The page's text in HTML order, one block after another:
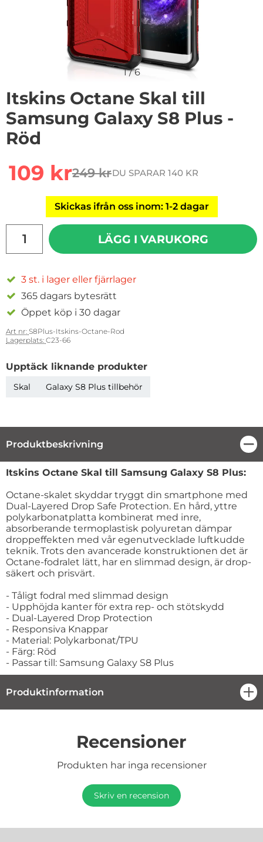
1/6
Itskins Octane Skal till
Samsung Galaxy S8 Plus -
Röd
rea pris
109 krtidigare pris
249 krDU SPARAR 140 KR
Skickas ifrån oss inom: 1-2 dagar
LÄGG I VARUKORG
3 st. i lager eller fjärrlager
365 dagars bytesrätt
Öppet köp i 30 dagar
Art nr: S8Plus-Itskins-Octane-Rod
Lagerplats: C23-66
Upptäck liknande produkter
Skal Galaxy S8 Plus tillbehör
Produktbeskrivning
Produktbeskrivning
Itskins Octane Skal till Samsung Galaxy S8 Plus:
Octane-skalet skyddar tryggt din smartphone med
Dual-Layered Drop Safe Protection. En hård, yttre
polykarbonatplatta kombinerat med inre,
absorberande termoplastisk polyuretan dämpar
droppeffekten med vår egenutvecklade luftkudde
teknik. Trots den avancerade konstruktionen det är
Octane-fodralet lätt, har en slimmad design, är drop-
säkert och prisvärt.
- Tåligt fodral med slimmad design
- Upphöjda kanter för extra rep- och stötskydd
- Dual-Layered Drop Protection
- Responsiva Knappar
- Material: Polykarbonat/TPU
- Färg: Röd
- Passar till: Samsung Galaxy S8 Plus
Produktinformation
Recensioner
Produkten har inga recensioner
Skriv en recension